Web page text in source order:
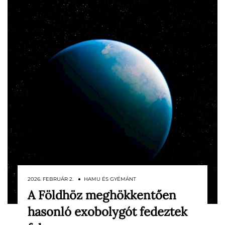
Az idegen élet kutatása régóta az egyik
legizgalmasabb kérdés a csillagászatban.
2026. FEBRUÁR 2. ● HAMU ÉS GYÉMÁNT
A Földhöz meghökkentően
hasonló exobolygót fedeztek